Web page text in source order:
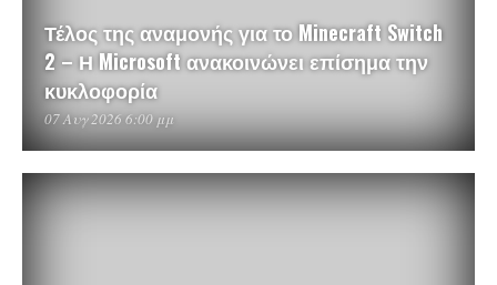
Τέλος της αναμονής για το Minecraft Switch
2 – Η Microsoft ανακοινώνει επίσημα την
κυκλοφορία
07 Αυγ 2026 6:00 μμ